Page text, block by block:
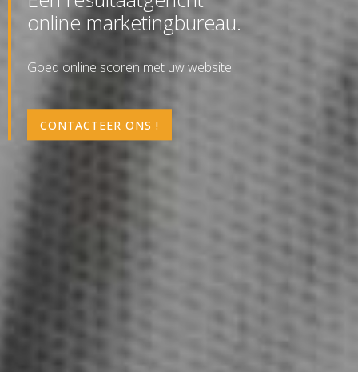
online marketingbureau.
Goed online scoren met uw website!
CONTACTEER ONS !